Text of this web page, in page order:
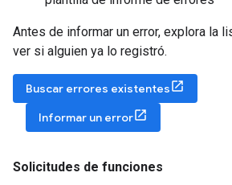
Antes de informar un error, explora la
ver si alguien ya lo registró.
Buscar errores existentes
Informar un error
Solicitudes de funciones